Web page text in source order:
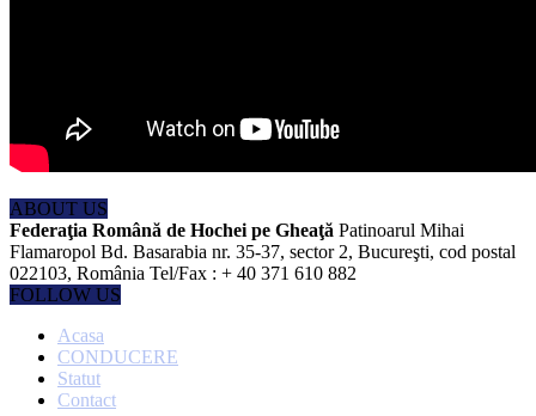
ABOUT US
Federaţia Română de Hochei pe Gheaţă Patinoarul Mihai
Flamaropol Bd. Basarabia nr. 35-37, sector 2, Bucureşti, cod postal
022103, România Tel/Fax : + 40 371 610 882
FOLLOW US
Acasa
CONDUCERE
Statut
Contact